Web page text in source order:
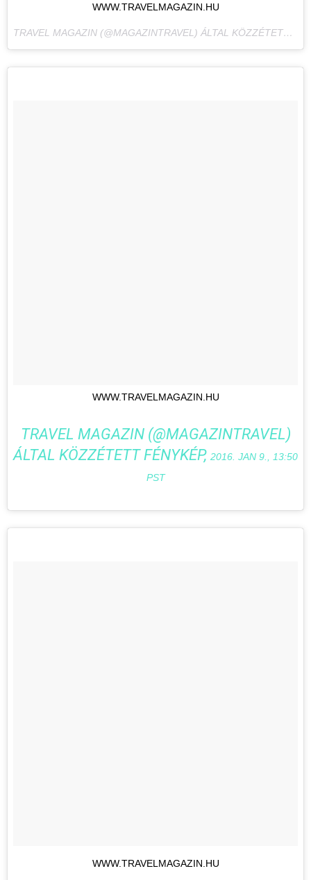
WWW.TRAVELMAGAZIN.HU
TRAVEL MAGAZIN (@MAGAZINTRAVEL) ÁLTAL KÖZZÉTETT FÉNYKÉP,
WWW.TRAVELMAGAZIN.HU
TRAVEL MAGAZIN (@MAGAZINTRAVEL)
ÁLTAL KÖZZÉTETT FÉNYKÉP, 2016. JAN 9., 13:50
PST
WWW.TRAVELMAGAZIN.HU